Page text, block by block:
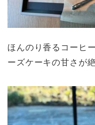
ほんのり香るコーヒ
ーズケーキの甘さが